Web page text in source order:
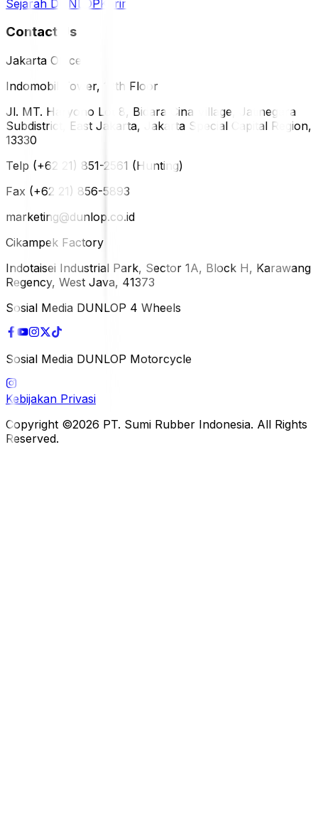
Sejarah DUNLOPKarir
Contact Us
Jakarta Office
Indomobil Tower, 12th Floor
Jl. MT. Haryono Lot 8, Bidara Cina Village, Jatinegara
Subdistrict, East Jakarta, Jakarta Special Capital Region,
13330
Telp (+62 21) 851-2561 (Hunting)
Fax (+62 21) 856-5893
marketing@dunlop.co.id
Cikampek Factory
Indotaisei Industrial Park, Sector 1A, Block H, Karawang
Regency, West Java, 41373
Sosial Media DUNLOP 4 Wheels
Sosial Media DUNLOP Motorcycle
Kebijakan Privasi
Copyright ©2026 PT. Sumi Rubber Indonesia. All Rights
Reserved.